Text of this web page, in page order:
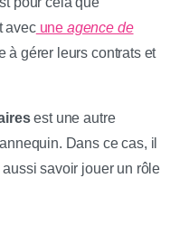
avecune agence de
à gérer leurs contrats et
est une autre
Dans ce cas, il
savoir jouer un rôle